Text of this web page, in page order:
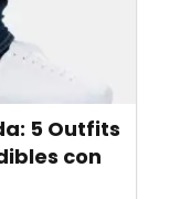
5 Outfits
con